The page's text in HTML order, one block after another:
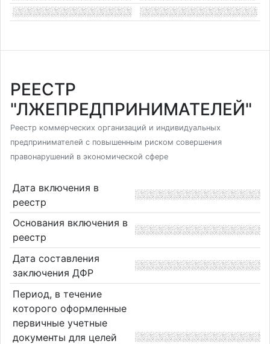
РЕЕСТР
"ЛЖЕПРЕДПРИНИМАТЕЛЕЙ"
Реестр коммерческих организаций и индивидуальных
предпринимателей с повышенным риском совершения
правонарушений в экономической сфере
Дата включения в
реестр
Основания включения в
реестр
Дата составления
заключения ДФР
Период, в течение
которого оформленные
первичные учетные
документы для целей